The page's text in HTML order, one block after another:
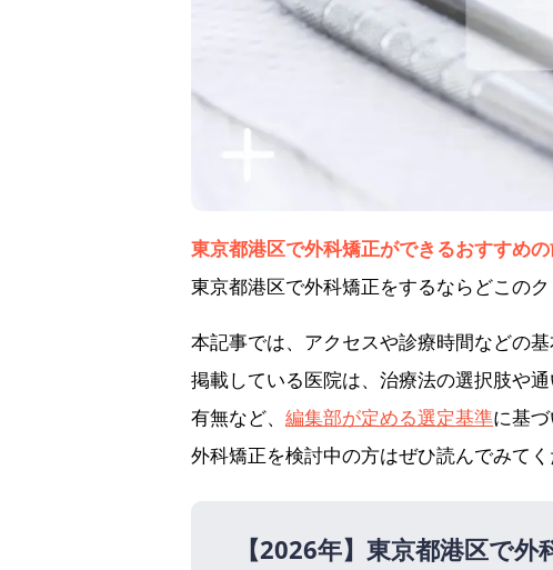
東京都港区で外科矯正ができるおすすめの
東京都港区で外科矯正をするならどこの
本記事では、アクセスや診療時間などの
掲載している医院は、治療法の選択肢や
有無など、 編集部が定める選定基準に基
外科矯正を検討中の方はぜひ読んでみてく
【2026年】 東京都港区で外